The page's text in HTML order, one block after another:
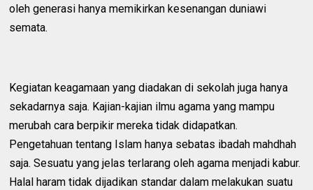
oleh generasi hanya memikirkan kesenangan duniawi
semata.
Kegiatan keagamaan yang diadakan di sekolah juga hanya
sekadarnya saja. Kajian-kajian ilmu agama yang mampu
merubah cara berpikir mereka tidak didapatkan.
Pengetahuan tentang Islam hanya sebatas ibadah mahdhah
saja. Sesuatu yang jelas terlarang oleh agama menjadi kabur.
Halal haram tidak dijadikan standar dalam melakukan suatu